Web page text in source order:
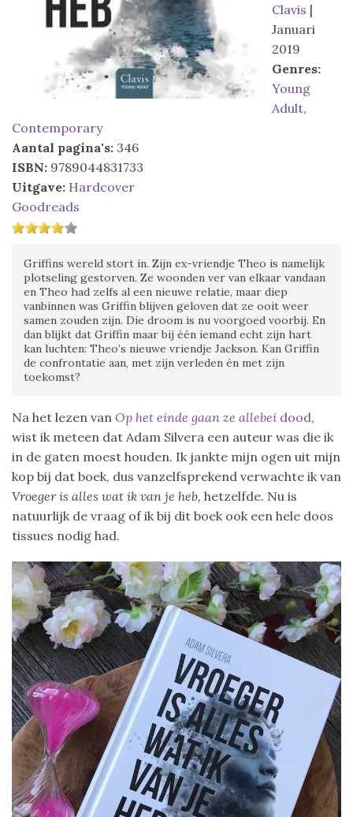
Clavis |
Januari
2019
Genres:
Young
Adult,
Contemporary
Aantal pagina's: 346
ISBN: 9789044831733
Uitgave: Hardcover
Goodreads
Griffins wereld stort in. Zijn ex-vriendje Theo is namelijk
plotseling gestorven. Ze woonden ver van elkaar vandaan
en Theo had zelfs al een nieuwe relatie, maar diep
vanbinnen was Griffin blijven geloven dat ze ooit weer
samen zouden zijn. Die droom is nu voorgoed voorbij. En
dan blijkt dat Griffin maar bij één iemand echt zijn hart
kan luchten: Theo’s nieuwe vriendje Jackson. Kan Griffin
de confrontatie aan, met zijn verleden én met zijn
toekomst?
Na het lezen van Op het einde gaan ze allebei dood,
wist ik meteen dat Adam Silvera een auteur was die ik
in de gaten moest houden. Ik jankte mijn ogen uit mijn
kop bij dat boek, dus vanzelfsprekend verwachte ik van
Vroeger is alles wat ik van je heb, hetzelfde. Nu is
natuurlijk de vraag of ik bij dit boek ook een hele doos
tissues nodig had.